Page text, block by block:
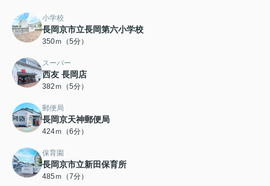
小学校
長岡京市立長岡第六小学校
350ｍ（5分）
スーパー
西友 長岡店
382ｍ（5分）
郵便局
長岡京天神郵便局
424ｍ（6分）
保育園
長岡京市立新田保育所
485ｍ（7分）